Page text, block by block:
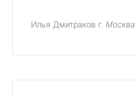
Илья Дмитраков г. Москва